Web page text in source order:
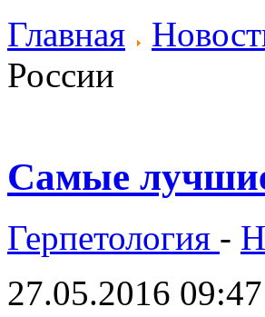
Главная
России
Самые
Герпетология -
27.05.2016 09:47